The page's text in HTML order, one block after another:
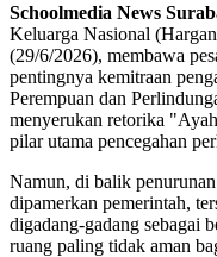
Schoolmedia News
Keluarga Nasional
(29/6/2026), membawa
pentingnya kemitraan
Perempuan dan
menyerukan retorika
pilar utama pencegahan
Namun, di balik
dipamerkan pemerintah,
digadang-gadang sebagai
ruang paling tidak aman